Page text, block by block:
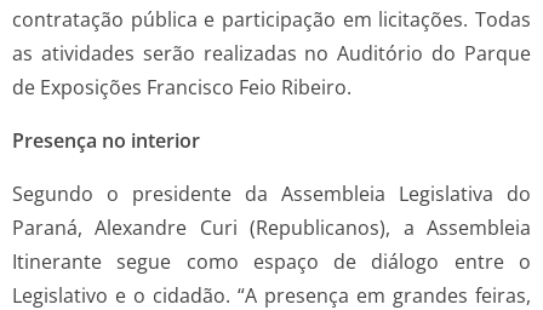
contratação pública e participação em licitações. Todas
as atividades serão realizadas no Auditório do Parque
de Exposições Francisco Feio Ribeiro.
Presença no interior
Segundo o presidente da Assembleia Legislativa do
Paraná, Alexandre Curi (Republicanos), a Assembleia
Itinerante segue como espaço de diálogo entre o
Legislativo e o cidadão. “A presença em grandes feiras,